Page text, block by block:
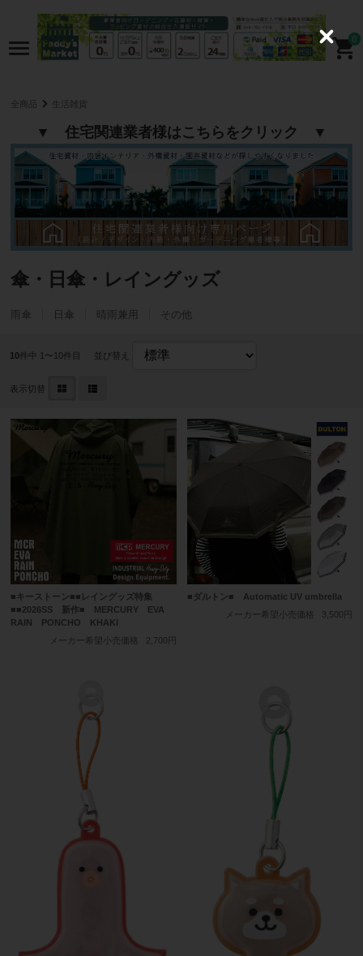
0
全商品 生活雑貨
▼ 住宅関連業者様はこちらをクリック ▼
傘・日傘・レイングッズ
雨傘 日傘 晴雨兼用 その他
10件中 1〜10件目 並び替え
表示切替
■キーストーン■■レイングッズ特集
■■2026SS 新作■ MERCURY EVA
RAIN PONCHO KHAKI
メーカー希望小売価格
2,700円
■ダルトン■ Automatic UV umbrella
メーカー希望小売価格
3,500円
C